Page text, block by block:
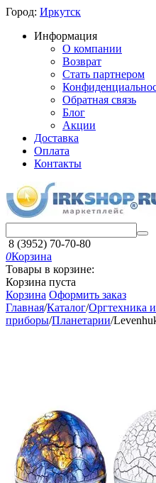
Город: Иркутск
Информация
О компании
Возврат
Стать партнером
Обратная связь
Блог
Акции
Доставка
Оплата
Контакты
8 (3952) 70-70-80
0Корзина
Товары в корзине:
Корзина пуста
Корзина Оформить заказ
Главная/Каталог/Оргтехника
приборы/Планетарии/